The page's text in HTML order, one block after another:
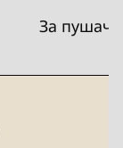
За пушачи